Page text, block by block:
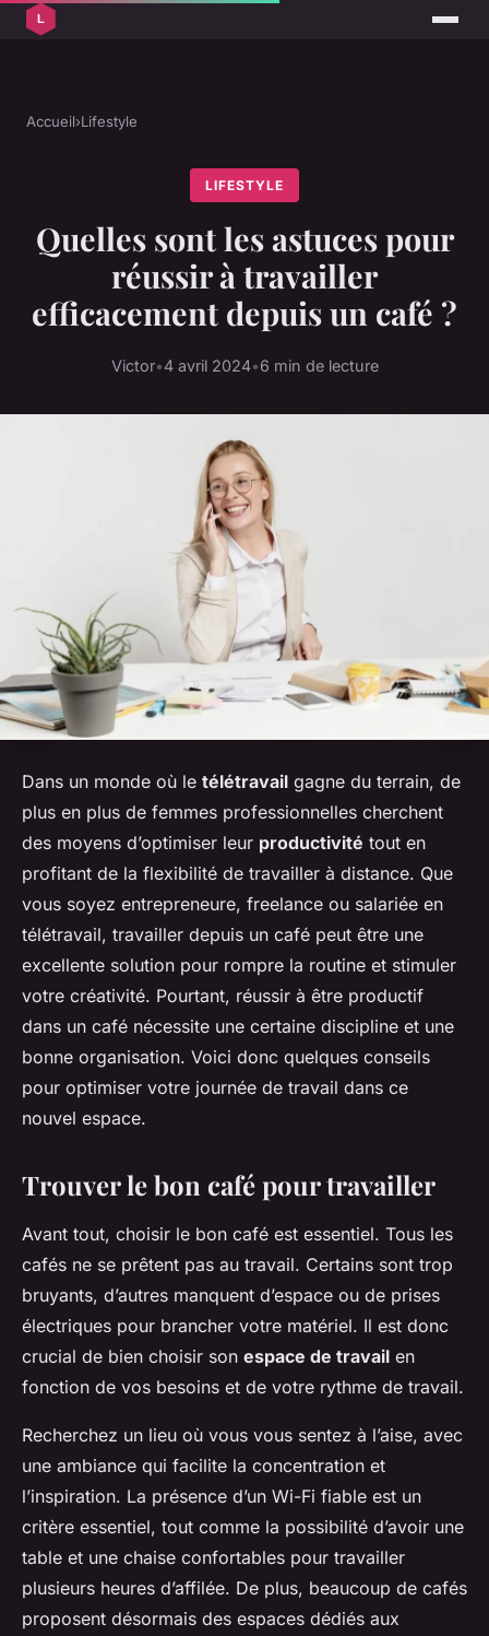
Accueil›Lifestyle
LIFESTYLE
Quelles sont les astuces pour
réussir à travailler
efficacement depuis un café ?
Victor•4 avril 2024•6 min de lecture
Dans un monde où le télétravail gagne du terrain, de
plus en plus de femmes professionnelles cherchent
des moyens d’optimiser leur productivité tout en
profitant de la flexibilité de travailler à distance. Que
vous soyez entrepreneure, freelance ou salariée en
télétravail, travailler depuis un café peut être une
excellente solution pour rompre la routine et stimuler
votre créativité. Pourtant, réussir à être productif
dans un café nécessite une certaine discipline et une
bonne organisation. Voici donc quelques conseils
pour optimiser votre journée de travail dans ce
nouvel espace.
Trouver le bon café pour travailler
Avant tout, choisir le bon café est essentiel. Tous les
cafés ne se prêtent pas au travail. Certains sont trop
bruyants, d’autres manquent d’espace ou de prises
électriques pour brancher votre matériel. Il est donc
crucial de bien choisir son espace de travail en
fonction de vos besoins et de votre rythme de travail.
Recherchez un lieu où vous vous sentez à l’aise, avec
une ambiance qui facilite la concentration et
l’inspiration. La présence d’un Wi-Fi fiable est un
critère essentiel, tout comme la possibilité d’avoir une
table et une chaise confortables pour travailler
plusieurs heures d’affilée. De plus, beaucoup de cafés
proposent désormais des espaces dédiés aux